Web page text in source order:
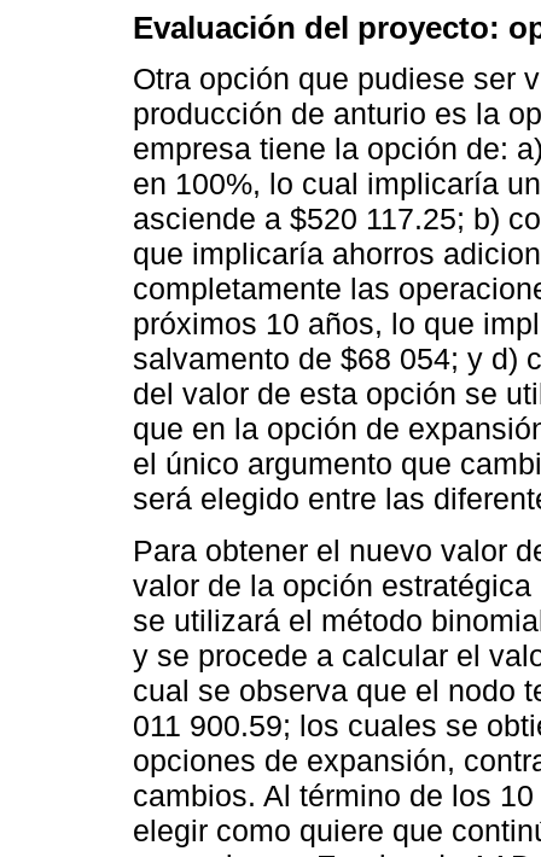
Evaluación del proyecto:
Otra opción que pudiese ser
producción de anturio es la
empresa tiene la opción de:
en 100%, lo cual implicaría
asciende a $520 117.25; b)
que implicaría ahorros
completamente las
próximos 10 años, lo que
salvamento de $68 054; y d)
del valor de esta opción se
que en la opción de
el único argumento que
será elegido entre las
Para obtener el nuevo valor
valor de la opción
se utilizará el método
y se procede a calcular el
cual se observa que el nodo
011 900.59; los cuales se
opciones de expansión,
cambios. Al término de los
elegir como quiere que